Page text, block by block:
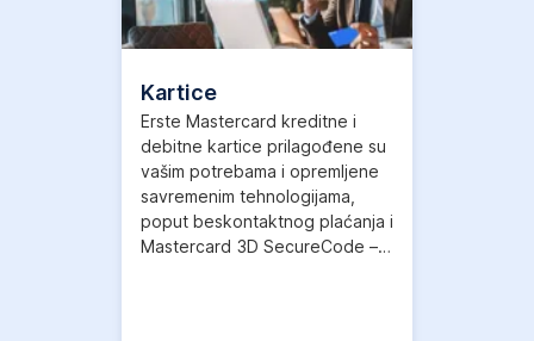
tabu
Kartice
Erste Mastercard kreditne i
debitne kartice prilagođene su
vašim potrebama i opremljene
savremenim tehnologijama,
poput beskontaktnog plaćanja i
Mastercard 3D SecureCode –